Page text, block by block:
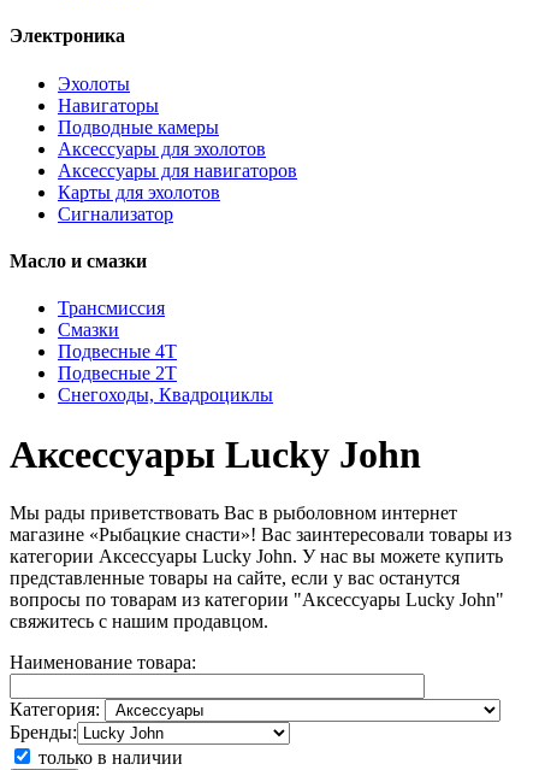
Электроника
Эхолоты
Навигаторы
Подводные камеры
Аксессуары для эхолотов
Аксессуары для навигаторов
Карты для эхолотов
Сигнализатор
Масло и смазки
Трансмиссия
Смазки
Подвесные 4Т
Подвесные 2Т
Снегоходы, Квадроциклы
Аксессуары Lucky John
Мы рады приветствовать Вас в рыболовном интернет
магазине «Рыбацкие снасти»! Вас заинтересовали товары из
категории Аксессуары Lucky John. У нас вы можете купить
представленные товары на сайте, если у вас останутся
вопросы по товарам из категории "Аксессуары Lucky John"
свяжитесь с нашим продавцом.
Наименование товара:
Категория:
Бренды:
только в наличии